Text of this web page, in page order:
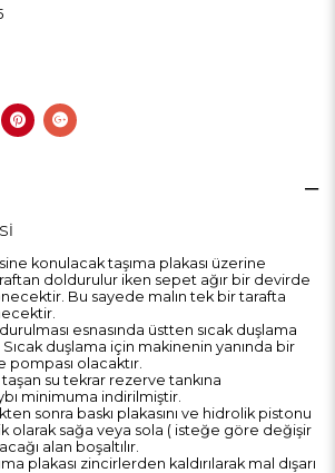
konulacak taşıma plakası üzerine
doldurulur iken sepet ağır bir devirde
Bu sayede malın tek bir tarafta
esnasında üstten sıcak duşlama
Sıcak duşlama için makinenin yanında bir
pompası olacaktır.
su tekrar rezerve tankına
minimuma indirilmiştir.
sonra baskı plakasını ve hidrolik pistonu
olarak sağa veya sola ( isteğe göre değişir
alan boşaltılır.
plakası zincirlerden kaldırılarak mal dışarı